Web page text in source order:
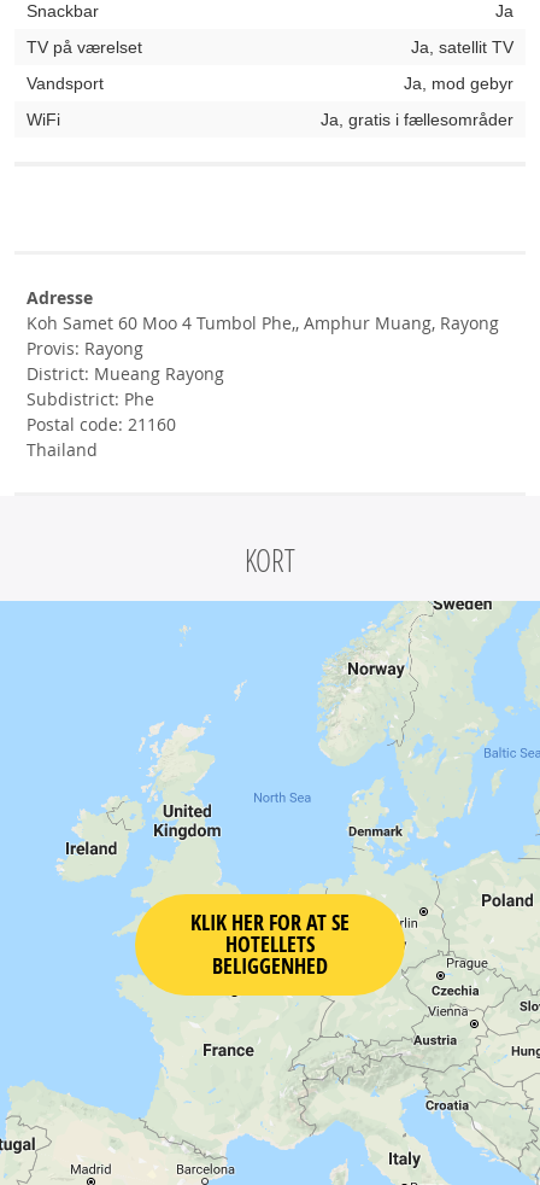
Snackbar
Ja
TV på værelset
Ja, satellit TV
Vandsport
Ja, mod gebyr
WiFi
Ja, gratis i fællesområder
Adresse
Koh Samet 60 Moo 4 Tumbol Phe,, Amphur Muang, Rayong
Provis: Rayong
District: Mueang Rayong
Subdistrict: Phe
Postal code: 21160
Thailand
KORT
KLIK HER FOR AT SE
HOTELLETS
BELIGGENHED